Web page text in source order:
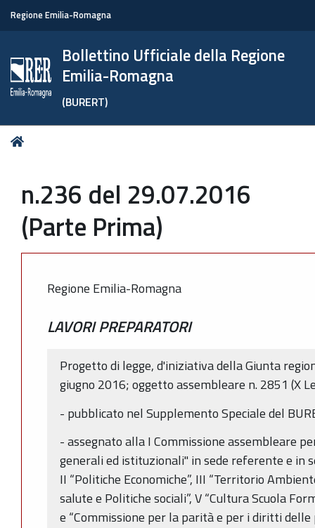
Regione Emilia-Romagna
Bollettino Ufficiale della Regione
Emilia-Romagna
(BURERT)
Tu
n.236 del 29.07.2016
(Parte Prima)
Regione Emilia-Romagna
LAVORI PREPARATORI
Progetto di legge, d'iniziativa della Giunta
giugno 2016; oggetto assembleare n. 2851 (X
- pubblicato nel Supplemento Speciale del
- assegnato alla I Commissione assembleare
generali ed istituzionali" in sede referente e in
II “Politiche Economiche”, III “Territorio
salute e Politiche sociali”, V “Cultura Scuola
e “Commissione per la parità e per i diritti delle